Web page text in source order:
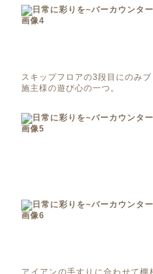
スキップフロアの3段目にのみ
施主様の遊び心の一つ。